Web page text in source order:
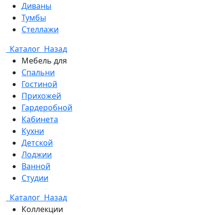
Диваны
Тумбы
Стеллажи
Каталог Назад
Мебель для
Спальни
Гостиной
Прихожей
Гардеробной
Кабинета
Кухни
Детской
Лоджии
Ванной
Студии
Каталог Назад
Коллекции